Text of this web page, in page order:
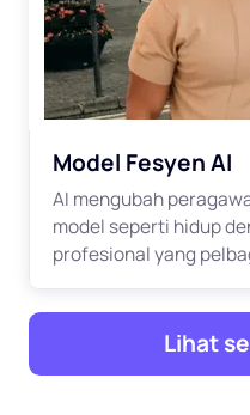
Model Fesyen AI
AI mengubah
model seperti hidup
profesional yang
Lihat